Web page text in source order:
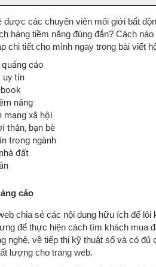
các chuyên viên môi giới bất
hàng tiềm năng đúng đắn? Cách
chi tiết cho mình ngay trong bài viết
cáo
uy tín
năng
mạng xã hội
thân, bạn bè
trong ngành
đất
cáo
chia sẻ các nội dung hữu ích để lôi
để thực hiện cách tìm khách mua
nghệ, về tiếp thị kỹ thuật số và có
lượng cho trang web.